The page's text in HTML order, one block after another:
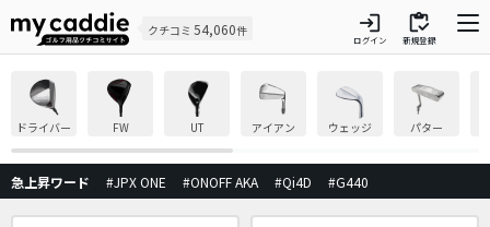
クチコミ 54,060件 login
ログイン
inventory
新規登録
ドライバー FW UT アイアン ウェッジ パター
急上昇ワード #JPX ONE #ONOFF AKA #Qi4D #G440